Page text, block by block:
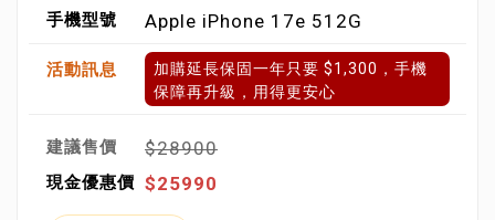
Apple iPhone 17e 512G
加購延長保固一年只要 $1,300，手機
保障再升級，用得更安心
$28900
$25990